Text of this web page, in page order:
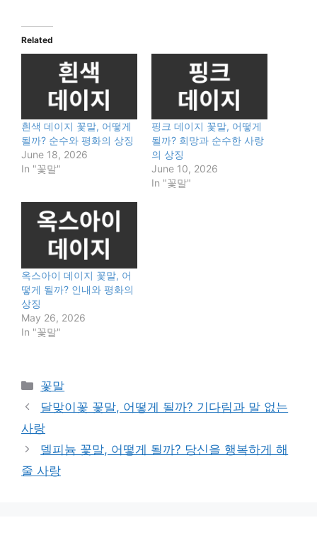
Related
흰색 데이지 꽃말, 어떻게
될까? 순수와 평화의 상징
June 18, 2026
In "꽃말"
핑크 데이지 꽃말, 어떻게
될까? 희망과 순수한 사랑
의 상징
June 10, 2026
In "꽃말"
옥스아이 데이지 꽃말, 어
떻게 될까? 인내와 평화의
상징
May 26, 2026
In "꽃말"
Categories
꽃말
달맞이꽃 꽃말, 어떻게 될까? 기다림과 말 없는
사랑
델피늄 꽃말, 어떻게 될까? 당신을 행복하게 해
줄 사랑